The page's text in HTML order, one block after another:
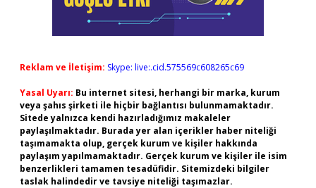
Reklam ve İletişim: Skype: live:.cid.575569c608265c69
Yasal Uyarı: Bu internet sitesi, herhangi bir marka, kurum
veya şahıs şirketi ile hiçbir bağlantısı bulunmamaktadır.
Sitede yalnızca kendi hazırladığımız makaleler
paylaşılmaktadır. Burada yer alan içerikler haber niteliği
taşımamakta olup, gerçek kurum ve kişiler hakkında
paylaşım yapılmamaktadır. Gerçek kurum ve kişiler ile isim
benzerlikleri tamamen tesadüfidir. Sitemizdeki bilgiler
taslak halindedir ve tavsiye niteliği taşımazlar.